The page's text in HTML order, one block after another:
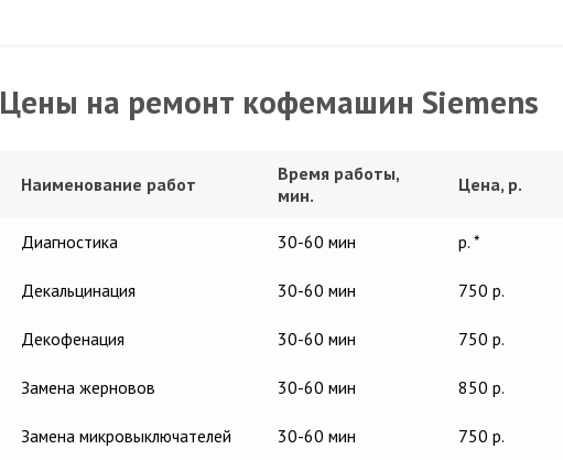
Цены на ремонт кофемашин Siemens
Наименование работ
Время работы,
мин.
Цена, р.
Диагностика 30-60 мин р. *
Декальцинация 30-60 мин 750 р.
Декофенация 30-60 мин 750 р.
Замена жерновов 30-60 мин 850 р.
Замена микровыключателей 30-60 мин 750 р.